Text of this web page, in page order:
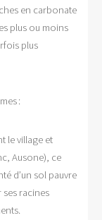
en carbonate
plus ou moins
plus
:
le village et
Ausone), ce
d’un sol pauvre
racines